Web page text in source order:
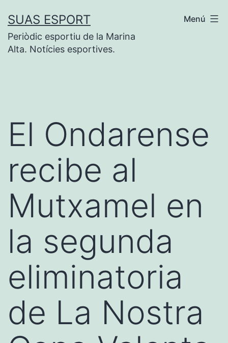
contenido
SUAS ESPORT
Periòdic esportiu de la Marina
Alta. Notícies esportives.
Menú
El Ondarense
recibe al
Mutxamel en
la segunda
eliminatoria
de La Nostra